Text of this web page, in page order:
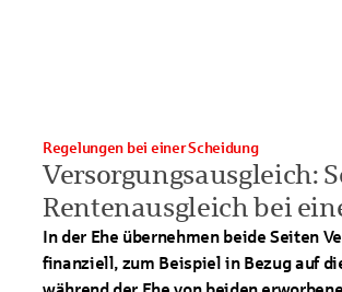
Versorgungsausgleich:
Rentenausgleich bei
Regelungen bei einer Scheidung
In der Ehe übernehmen beide Seiten
finanziell, zum Beispiel in Bezug auf